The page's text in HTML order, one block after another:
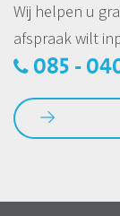
Wij helpen u
afspraak wilt
085 -